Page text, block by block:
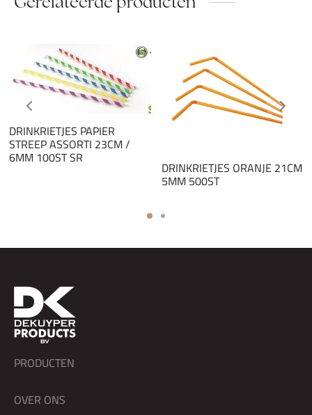
DRINKRIETJES PAPIER
STREEP ASSORTI 23CM /
6MM 100ST SR
DRINKRIETJES ORANJE 21CM
5MM 500ST
PRODUCTEN
OVER ONS